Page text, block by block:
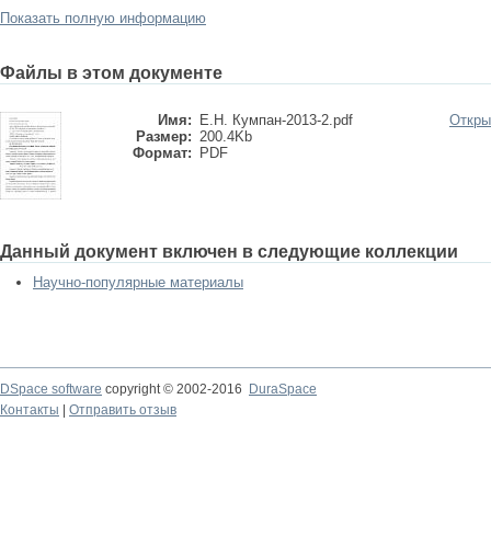
Показать полную информацию
Файлы в этом документе
Имя:
Е.Н. Кумпан-2013-2.pdf
Размер: 200.4Kb
Формат:
PDF
Данный документ включен в следующие коллекции
Научно-популярные материалы
DSpace software copyright © 2002-2016
DuraSpace
Контакты
Отправить отзыв